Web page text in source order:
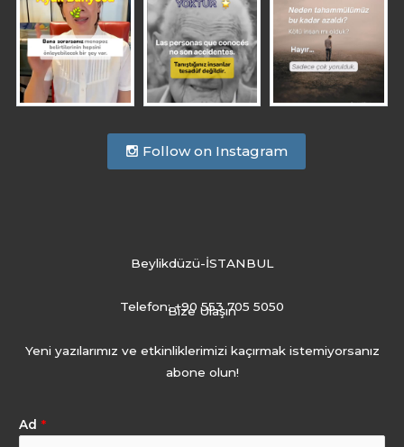
Follow on Instagram
Beylikdüzü-İSTANBUL
Telefon: +90 553 705 5050
Bize Ulaşın
Yeni yazılarımız ve etkinliklerimizi kaçırmak istemiyorsanız
abone olun!
Ad *